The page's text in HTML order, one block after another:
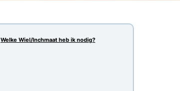
Welke Wiel/Inchmaat heb ik nodig?